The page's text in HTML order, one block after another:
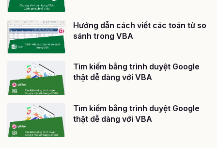
Hướng dẫn cách viết các toán tử so
sánh trong VBA
Tìm kiếm bằng trình duyệt Google
thật dễ dàng với VBA
Tìm kiếm bằng trình duyệt Google
thật dễ dàng với VBA